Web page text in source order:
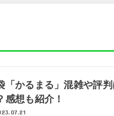
「かるまる」混雑や評
感想も紹介！